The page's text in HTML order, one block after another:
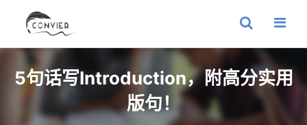
5句话写Introduction，附高分实用
版句！